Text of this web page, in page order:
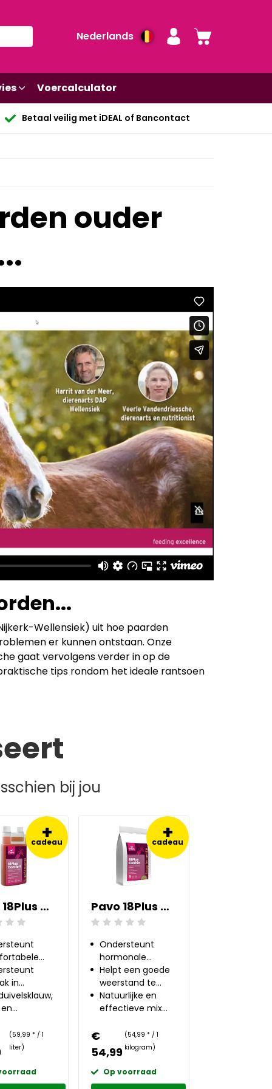
Nederlands
Voercalculator
Betaal veilig met iDEAL of Bancontact
ouder
Wellensiek) uit hoe paarden
er kunnen ontstaan. Onze
gaat vervolgens verder in op de
tips rondom het ideale rantsoen
bij jou
+
cadeau
Pavo 18Plus Comfort 1 l
0/5
in
en de
(59,99 * / 1
liter)
+
cadeau
Pavo 18Plus Cushin 1 kg
Beoordeling: 0/5
Ondersteunt
hormonale
balans
Helpt een goede
weerstand te
behouden
Natuurlijke en
effectieve mix
planten
€
54,99
(54,99 * / 1
kilogram)
Op voorraad